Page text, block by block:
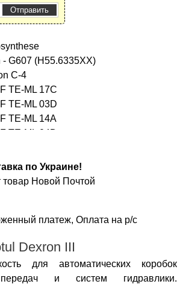
- G607 (H55.6335XX)
C-4
TE-ML 17C
TE-ML 03D
TE-ML 14A
TE-ML 04D
M 950805 и M 941108
TO-2
III
по Украине!
Новой Почтой
платеж, Оплата на р/с
Dexron III
для автоматических коробок
и систем гидравлики.